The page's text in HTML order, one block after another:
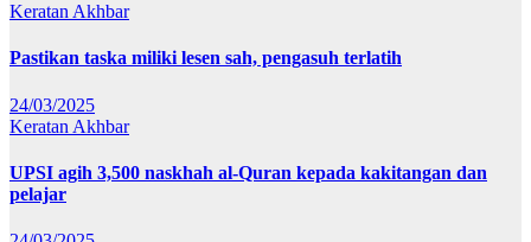
Keratan Akhbar
Pastikan taska miliki lesen sah, pengasuh terlatih
24/03/2025
Keratan Akhbar
UPSI agih 3,500 naskhah al-Quran kepada kakitangan dan
pelajar